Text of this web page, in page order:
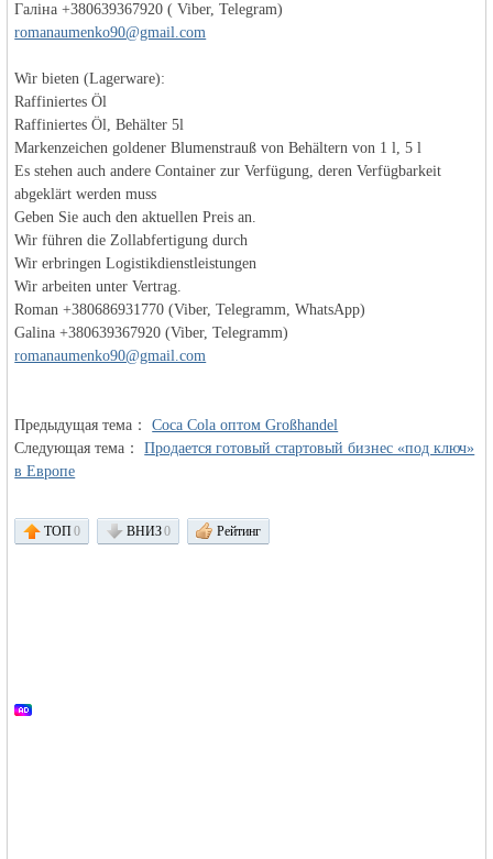
MEINLAND.
Галіна +380639367920 ( Viber, Telegram)
romanaumenko90@gmail.com
Wir bieten (Lagerware):
Raffiniertes Öl
Raffiniertes Öl, Behälter 5l
Markenzeichen goldener Blumenstrauß von Behältern von 1 l, 5 l
Es stehen auch andere Container zur Verfügung, deren Verfügbarkeit
abgeklärt werden muss
Geben Sie auch den aktuellen Preis an.
Wir führen die Zollabfertigung durch
Wir erbringen Logistikdienstleistungen
Wir arbeiten unter Vertrag.
Roman +380686931770 (Viber, Telegramm, WhatsApp)
Galina +380639367920 (Viber, Telegramm)
romanaumenko90@gmail.com
Предыдущая тема：Coca Cola оптом Großhandel
Следующая тема：Продается готовый стартовый бизнес «под ключ»
в Европе
ТОП0 ВНИЗ0 Рейтинг